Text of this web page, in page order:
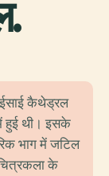
कैथेड्रल
हुई थी। इसके
भाग में जटिल
के